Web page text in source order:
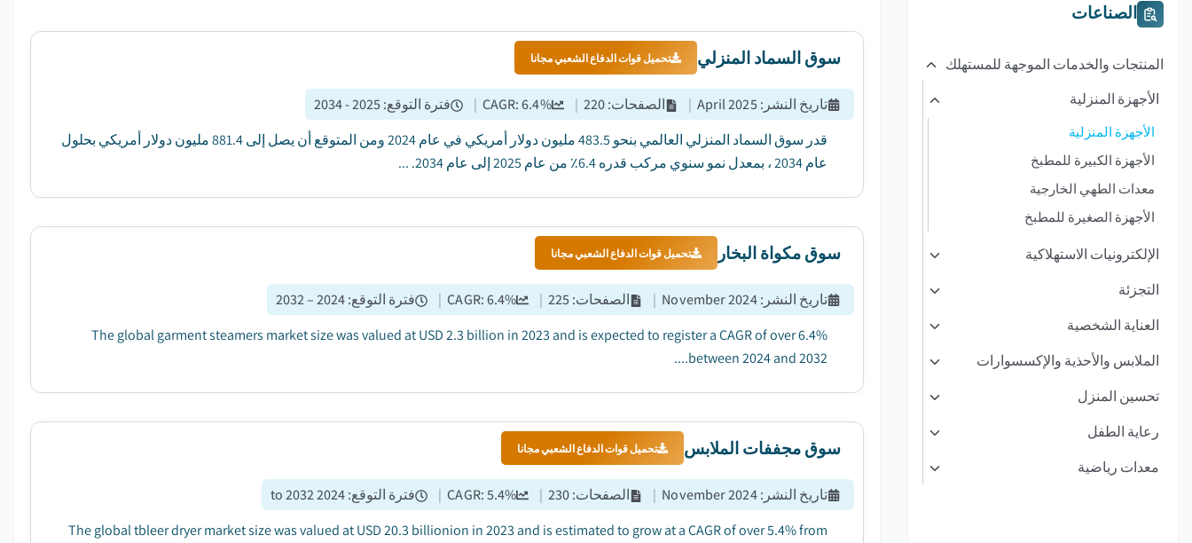
الصناعات
المنتجات والخدمات الموجهة للمستهلك
الأجهزة المنزلية
الأجهزة المنزلية
الأجهزة الكبيرة للمطبخ
معدات الطهي الخارجية
الأجهزة الصغيرة للمطبخ
الإلكترونيات الاستهلاكية
التجزئة
العناية الشخصية
الملابس والأحذية والإكسسوارات
تحسين المنزل
رعاية الطفل
معدات رياضية
سوق السماد المنزلي تحميل قوات الدفاع الشعبي مجانا
تاريخ النشر :
April 2025
| الصفحات:
220
|
CAGR:6.4%
| فترة التوقع:
2025 - 2034
قدر سوق السماد المنزلي العالمي بنحو 483.5 مليون دولار أمريكي في عام 2024 ومن المتوقع أن يصل إلى 881.4 مليون دولار أمريكي بحلول
عام 2034 ، بمعدل نمو سنوي مركب قدره 6.4٪ من عام 2025 إلى عام 2034. ...
سوق مكواة البخار تحميل قوات الدفاع الشعبي مجانا
تاريخ النشر :
November 2024
| الصفحات:
225
|
CAGR:6.4%
| فترة التوقع:
2024 – 2032
The global garment steamers market size was valued at USD 2.3 billion in 2023 and is expected to register a CAGR of over 6.4%
between 2024 and 2032....
سوق مجففات الملابس تحميل قوات الدفاع الشعبي مجانا
تاريخ النشر :
November 2024
| الصفحات:
230
|
CAGR:5.4%
| فترة التوقع:
2024 to 2032
The global tbleer dryer market size was valued at USD 20.3 billionion in 2023 and is estimated to grow at a CAGR of over 5.4% from